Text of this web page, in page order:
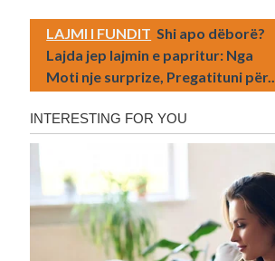
LAJMI I FUNDIT Shi apo dëborë?
Lajda jep lajmin e papritur: Nga
Moti nje surprize, Pregatituni për..